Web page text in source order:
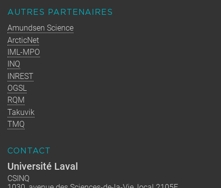
AUTRES PARTENAIRES
Amundsen Science
ArcticNet
IML-MPO
INQ
INREST
OGSL
RQM
Takuvik
TMQ
CONTACT
Université Laval
CSINQ